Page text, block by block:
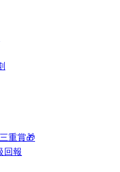
重賞🎁
回報